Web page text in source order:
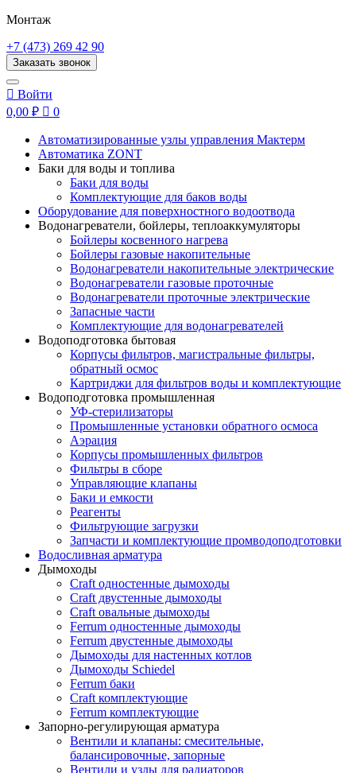
Монтаж
+7 (473) 269 42 90
Заказать звонок
 Войти
0,00 ₽  0
Автоматизированные узлы управления Мактерм
Автоматика ZONT
Баки для воды и топлива
Баки для воды
Комплектующие для баков воды
Оборудование для поверхностного водоотвода
Водонагреватели, бойлеры, теплоаккумуляторы
Бойлеры косвенного нагрева
Бойлеры газовые накопительные
Водонагреватели накопительные электрические
Водонагреватели газовые проточные
Водонагреватели проточные электрические
Запасные части
Комплектующие для водонагревателей
Водоподготовка бытовая
Корпусы фильтров, магистральные фильтры,
обратный осмос
Картриджи для фильтров воды и комплектующие
Водоподготовка промышленная
УФ-стерилизаторы
Промышленные установки обратного осмоса
Аэрация
Корпусы промышленных фильтров
Фильтры в сборе
Управляющие клапаны
Баки и емкости
Реагенты
Фильтрующие загрузки
Запчасти и комплектующие промводоподготовки
Водосливная арматура
Дымоходы
Craft одностенные дымоходы
Craft двустенные дымоходы
Craft овальные дымоходы
Ferrum одностенные дымоходы
Ferrum двустенные дымоходы
Дымоходы для настенных котлов
Дымоходы Schiedel
Ferrum баки
Craft комплектующие
Ferrum комплектующие
Запорно-регулирующая арматура
Вентили и клапаны: смесительные,
балансировочные, запорные
Вентили и узлы для радиаторов